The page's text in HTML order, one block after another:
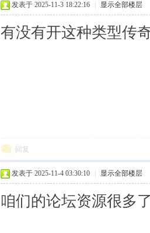
发表于 2025-11-3 18:22:16 显示全部楼层
有没有开这种类型传
回复
发表于 2025-11-4 03:30:10 显示全部楼层
咱们的论坛资源很多